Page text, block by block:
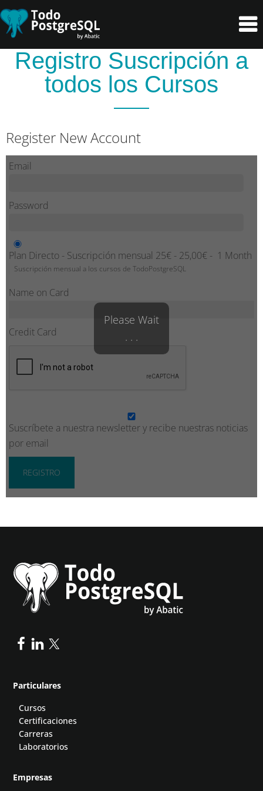
Skip
to
primary
navigation
Skip
to
content
Registro Suscripción a
todos los Cursos
Register New Account
Email
Password
Plan Directo - Suscripción mensual 25€ - 25,00€ - 1 Month
Suscripción mensual a los cursos de TodoPostgreSQL
Name on Card
Credit Card
Suscríbete a nuestra newsletter y recibe nuestras noticias
por email
Please Wait
. . .
Particulares
Cursos
Certificaciones
Carreras
Laboratorios
Empresas